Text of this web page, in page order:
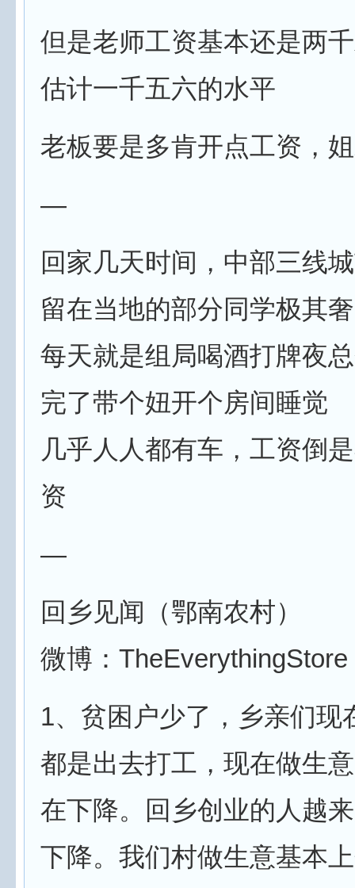
但是老师工资基本还是两
估计一千五六的水平
老板要是多肯开点工资，
—
回家几天时间，中部三线
留在当地的部分同学极其
每天就是组局喝酒打牌夜
完了带个妞开个房间睡觉
几乎人人都有车，工资倒
资
—
回乡见闻（鄂南农村）
微博：TheEverythingStore
1、贫困户少了，乡亲们
都是出去打工，现在做生
在下降。回乡创业的人越
下降。我们村做生意基本